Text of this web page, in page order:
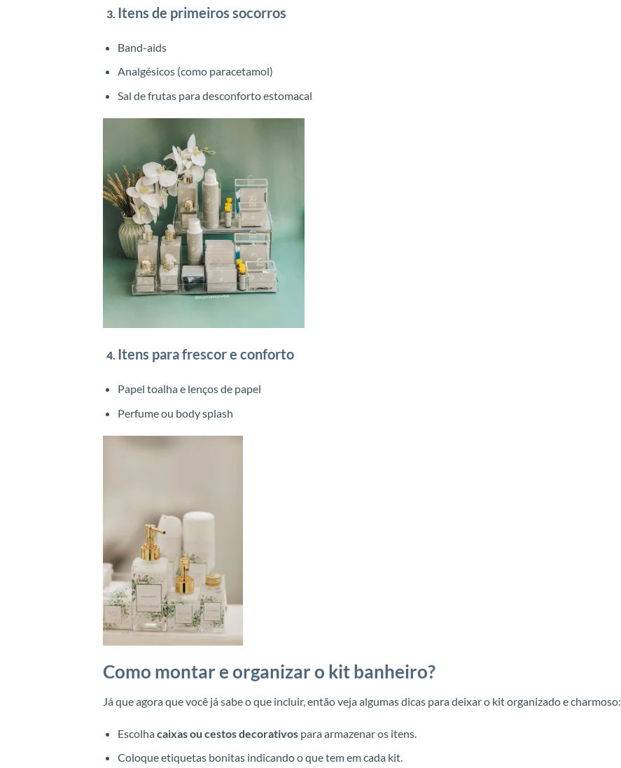
Itens de primeiros socorros
Band-aids
Analgésicos (como paracetamol)
Sal de frutas para desconforto estomacal
Itens para frescor e conforto
Papel toalha e lenços de papel
Perfume ou body splash
Como montar e organizar o kit banheiro?
Já que agora que você já sabe o que incluir, então veja algumas dicas para deixar o kit organizado e charmoso:
Escolhacaixas ou cestos decorativospara armazenar os itens.
Coloque etiquetas bonitas indicando o que tem em cada kit.